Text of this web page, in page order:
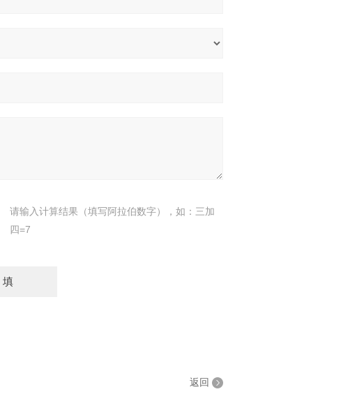
请输入计算结果（填写阿拉伯数字），如：三加
四=7
返回